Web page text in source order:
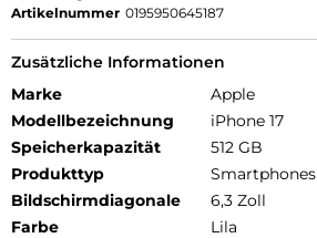
Artikelnummer 0195950645187
Zusätzliche Informationen
Marke
Apple
Modellbezeichnung
iPhone 17
Speicherkapazität
512 GB
Produkttyp
Smartphones
Bildschirmdiagonale
6,3 Zoll
Farbe
Lila